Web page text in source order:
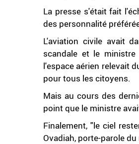
La presse s'était fait
des personnalité
L'aviation civile avait
scandale et le
l'espace aérien relevait
pour tous les citoyens.
Mais au cours des
point que le ministre
Finalement, "le ciel
Ovadiah, porte-parole